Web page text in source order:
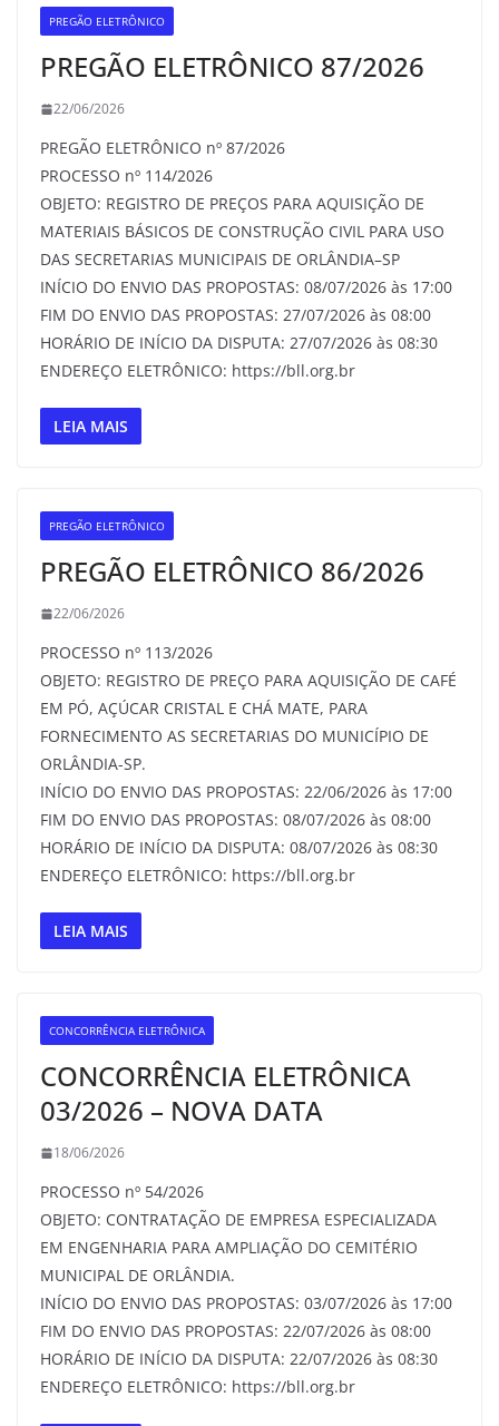
PREGÃO ELETRÔNICO
PREGÃO ELETRÔNICO 87/2026
22/06/2026
PREGÃO ELETRÔNICO nº 87/2026
PROCESSO nº 114/2026
OBJETO: REGISTRO DE PREÇOS PARA AQUISIÇÃO DE
MATERIAIS BÁSICOS DE CONSTRUÇÃO CIVIL PARA USO
DAS SECRETARIAS MUNICIPAIS DE ORLÂNDIA–SP
INÍCIO DO ENVIO DAS PROPOSTAS: 08/07/2026 às 17:00
FIM DO ENVIO DAS PROPOSTAS: 27/07/2026 às 08:00
HORÁRIO DE INÍCIO DA DISPUTA: 27/07/2026 às 08:30
ENDEREÇO ELETRÔNICO: https://bll.org.br
LEIA MAIS
PREGÃO ELETRÔNICO
PREGÃO ELETRÔNICO 86/2026
22/06/2026
PROCESSO nº 113/2026
OBJETO: REGISTRO DE PREÇO PARA AQUISIÇÃO DE CAFÉ
EM PÓ, AÇÚCAR CRISTAL E CHÁ MATE, PARA
FORNECIMENTO AS SECRETARIAS DO MUNICÍPIO DE
ORLÂNDIA-SP.
INÍCIO DO ENVIO DAS PROPOSTAS: 22/06/2026 às 17:00
FIM DO ENVIO DAS PROPOSTAS: 08/07/2026 às 08:00
HORÁRIO DE INÍCIO DA DISPUTA: 08/07/2026 às 08:30
ENDEREÇO ELETRÔNICO: https://bll.org.br
LEIA MAIS
CONCORRÊNCIA ELETRÔNICA
CONCORRÊNCIA ELETRÔNICA
03/2026 – NOVA DATA
18/06/2026
PROCESSO nº 54/2026
OBJETO: CONTRATAÇÃO DE EMPRESA ESPECIALIZADA
EM ENGENHARIA PARA AMPLIAÇÃO DO CEMITÉRIO
MUNICIPAL DE ORLÂNDIA.
INÍCIO DO ENVIO DAS PROPOSTAS: 03/07/2026 às 17:00
FIM DO ENVIO DAS PROPOSTAS: 22/07/2026 às 08:00
HORÁRIO DE INÍCIO DA DISPUTA: 22/07/2026 às 08:30
ENDEREÇO ELETRÔNICO: https://bll.org.br